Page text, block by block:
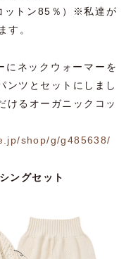
ットン85％）※私達が
す。
にネックウォーマーを
ンツとセットにしまし
けるオーガニックコッ
shop/g/g485638/
ングセット